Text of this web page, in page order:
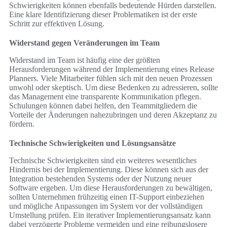
Schwierigkeiten können ebenfalls bedeutende Hürden darstellen.
Eine klare Identifizierung dieser Problematiken ist der erste
Schritt zur effektiven Lösung.
Widerstand gegen Veränderungen im Team
Widerstand im Team ist häufig eine der größten
Herausforderungen während der Implementierung eines Release
Planners. Viele Mitarbeiter fühlen sich mit den neuen Prozessen
unwohl oder skeptisch. Um diese Bedenken zu adressieren, sollte
das Management eine transparente Kommunikation pflegen.
Schulungen können dabei helfen, den Teammitgliedern die
Vorteile der Änderungen nahezubringen und deren Akzeptanz zu
fördern.
Technische Schwierigkeiten und Lösungsansätze
Technische Schwierigkeiten sind ein weiteres wesentliches
Hindernis bei der Implementierung. Diese können sich aus der
Integration bestehenden Systems oder der Nutzung neuer
Software ergeben. Um diese Herausforderungen zu bewältigen,
sollten Unternehmen frühzeitig einen IT-Support einbeziehen
und mögliche Anpassungen im System vor der vollständigen
Umstellung prüfen. Ein iterativer Implementierungsansatz kann
dabei verzögerte Probleme vermeiden und eine reibungslosere